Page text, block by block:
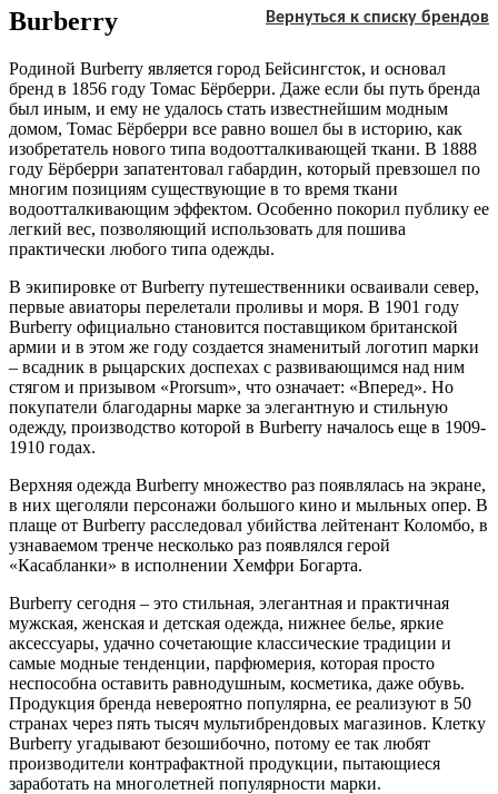
Burberry Вернуться к списку брендов
Родиной Burberry является город Бейсингсток, и основал
бренд в 1856 году Томас Бёрберри. Даже если бы путь бренда
был иным, и ему не удалось стать известнейшим модным
домом, Томас Бёрберри все равно вошел бы в историю, как
изобретатель нового типа водоотталкивающей ткани. В 1888
году Бёрберри запатентовал габардин, который превзошел по
многим позициям существующие в то время ткани
водоотталкивающим эффектом. Особенно покорил публику ее
легкий вес, позволяющий использовать для пошива
практически любого типа одежды.
В экипировке от Burberry путешественники осваивали север,
первые авиаторы перелетали проливы и моря. В 1901 году
Burberry официально становится поставщиком британской
армии и в этом же году создается знаменитый логотип марки
– всадник в рыцарских доспехах с развивающимся над ним
стягом и призывом «Prorsum», что означает: «Вперед». Но
покупатели благодарны марке за элегантную и стильную
одежду, производство которой в Burberry началось еще в 1909-
1910 годах.
Верхняя одежда Burberry множество раз появлялась на экране,
в них щеголяли персонажи большого кино и мыльных опер. В
плаще от Burberry расследовал убийства лейтенант Коломбо, в
узнаваемом тренче несколько раз появлялся герой
«Касабланки» в исполнении Хемфри Богарта.
Burberry сегодня – это стильная, элегантная и практичная
мужская, женская и детская одежда, нижнее белье, яркие
аксессуары, удачно сочетающие классические традиции и
самые модные тенденции, парфюмерия, которая просто
неспособна оставить равнодушным, косметика, даже обувь.
Продукция бренда невероятно популярна, ее реализуют в 50
странах через пять тысяч мультибрендовых магазинов. Клетку
Burberry угадывают безошибочно, потому ее так любят
производители контрафактной продукции, пытающиеся
заработать на многолетней популярности марки.